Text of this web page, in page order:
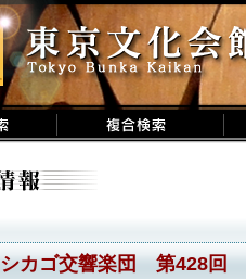
シカゴ交響楽団 第428回